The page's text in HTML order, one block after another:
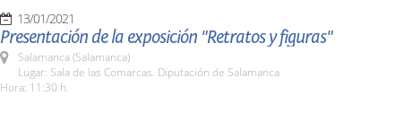
13/01/2021
Presentación de la exposición "Retratos y figuras"
Salamanca (Salamanca)
Lugar: Sala de las Comarcas. Diputación de Salamanca
Hora: 11:30 h.